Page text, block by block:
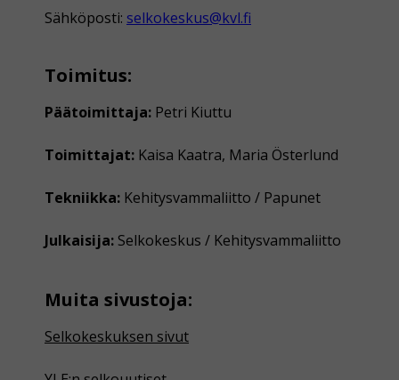
Sähköposti: selkokeskus@kvl.fi
Toimitus:
Päätoimittaja: Petri Kiuttu
Toimittajat: Kaisa Kaatra, Maria Österlund
Tekniikka: Kehitysvammaliitto / Papunet
Julkaisija: Selkokeskus / Kehitysvammaliitto
Muita sivustoja:
Selkokeskuksen sivut